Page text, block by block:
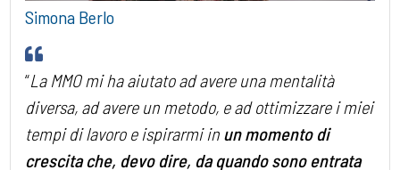
Simona Berlo
“La MMO mi ha aiutato ad avere una mentalità
diversa, ad avere un metodo, e ad ottimizzare i miei
tempi di lavoro e ispirarmi in un momento di
crescita che, devo dire, da quando sono entrata